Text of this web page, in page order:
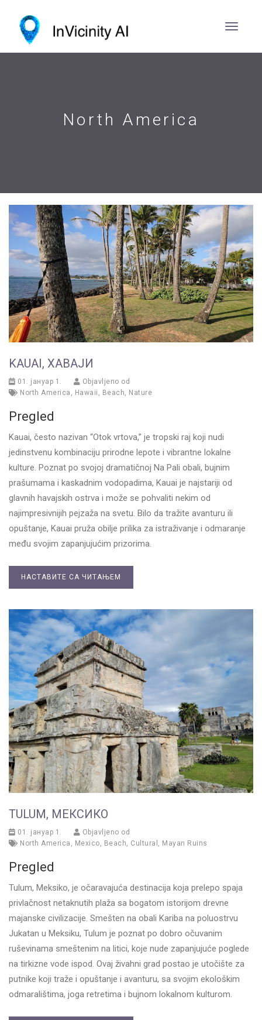
North America
KAUAI, ХАВАЈИ
01. јануар 1.
Objavljeno od
North America , Hawaii , Beach, Nature
Pregled
Kauai, često nazivan “Otok vrtova,” je tropski raj koji nudi
jedinstvenu kombinaciju prirodne lepote i vibrantne lokalne
kulture. Poznat po svojoj dramatičnoj Na Pali obali, bujnim
prašumama i kaskadnim vodopadima, Kauai je najstariji od
glavnih havajskih ostrva i može se pohvaliti nekim od
najimpresivnijih pejzaža na svetu. Bilo da tražite avanturu ili
opuštanje, Kauai pruža obilje prilika za istraživanje i odmaranje
među svojim zapanjujućim prizorima.
НАСТАВИТЕ СА ЧИТАЊЕМ
TULUM, МЕКСИКО
01. јануар 1.
Objavljeno od
North America
Mexico Beach Cultural Mayan Ruins
Pregled
Tulum, Meksiko, je očaravajuća destinacija koja prelepo spaja
privlačnost netaknutih plaža sa bogatom istorijom drevne
majanske civilizacije. Smešten na obali Kariba na poluostrvu
Jukatan u Meksiku, Tulum je poznat po dobro očuvanim
ruševinama smeštenim na litici, koje nude zapanjujuće poglede
na tirkizne vode ispod. Ovaj živahni grad postao je utočište za
putnike koji traže i opuštanje i avanturu, sa svojim ekološkim
odmaralištima, joga retretima i bujnom lokalnom kulturom.